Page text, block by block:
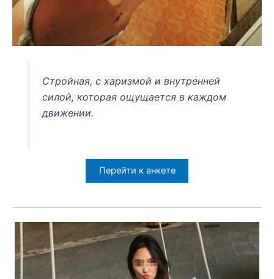
Стройная, с харизмой и внутренней
силой, которая ощущается в каждом
движении.
Перейти к анкете